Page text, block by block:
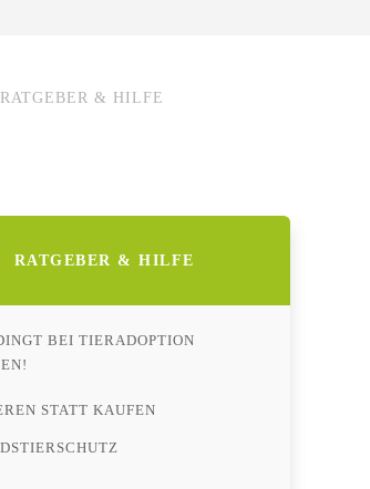
RATGEBER & HILFE
RATGEBER & HILFE
BEI TIERADOPTION
STATT KAUFEN